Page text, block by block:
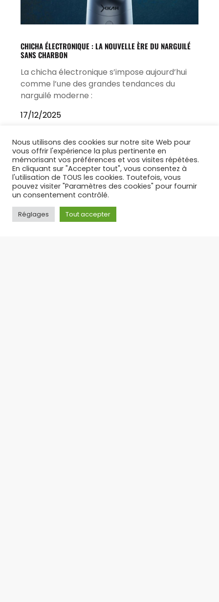
CHICHA ÉLECTRONIQUE : LA NOUVELLE ÈRE DU NARGUILÉ
SANS CHARBON
La chicha électronique s’impose aujourd’hui
comme l’une des grandes tendances du
narguilé moderne :
17/12/2025
Nous utilisons des cookies sur notre site Web pour
vous offrir l'expérience la plus pertinente en
mémorisant vos préférences et vos visites répétées.
En cliquant sur "Accepter tout", vous consentez à
l'utilisation de TOUS les cookies. Toutefois, vous
pouvez visiter "Paramètres des cookies" pour fournir
un consentement contrôlé.
Réglages Tout accepter